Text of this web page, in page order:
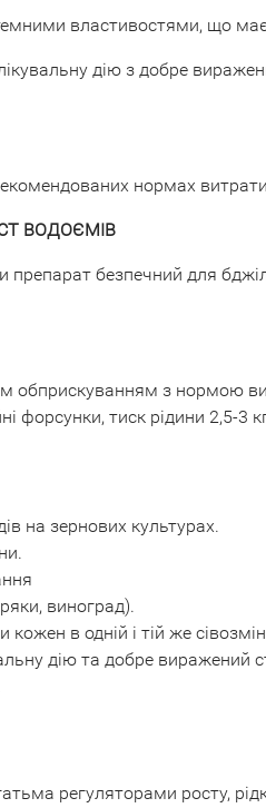
властивостями, що
дію з добре
нормах
ВОДОЄМІВ
безпечний для
обприскуванням з нормою
форсунки, тиск рідини 2,5-
на зернових культурах.
виноград).
в одній і тій же
дію та добре виражений
регуляторами росту,